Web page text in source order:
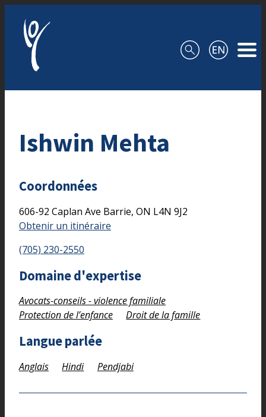
Ishwin Mehta
Coordonnées
606-92 Caplan Ave Barrie, ON L4N 9J2
Obtenir un itinéraire
(705) 230-2550
Domaine d'expertise
Avocats-conseils - violence familiale
Protection de l’enfance
Droit de la famille
Langue parlée
Anglais Hindi Pendjabi